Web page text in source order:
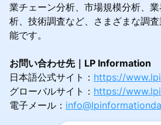
業チェーン分析、市場規模分析、
析、技術調査など、さまざまな調
能です。
お問い合わせ先｜LP Information
日本語公式サイト： https://
グローバルサイト： https://
電子メール：